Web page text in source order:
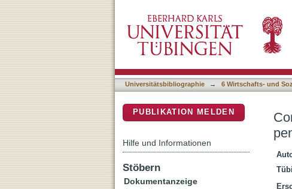
Universitätsbibliographie → 6 Wirtschafts- und
PUBLIKATION MELDEN
Hilfe und Informationen
Stöbern
Dokumentanzeige